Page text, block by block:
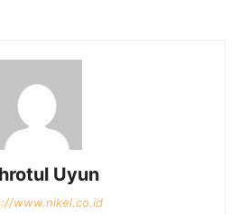
Uyun
www.nikel.co.id